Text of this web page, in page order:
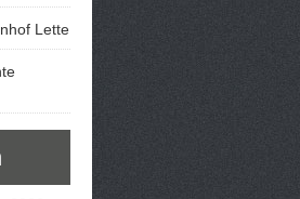
Lette